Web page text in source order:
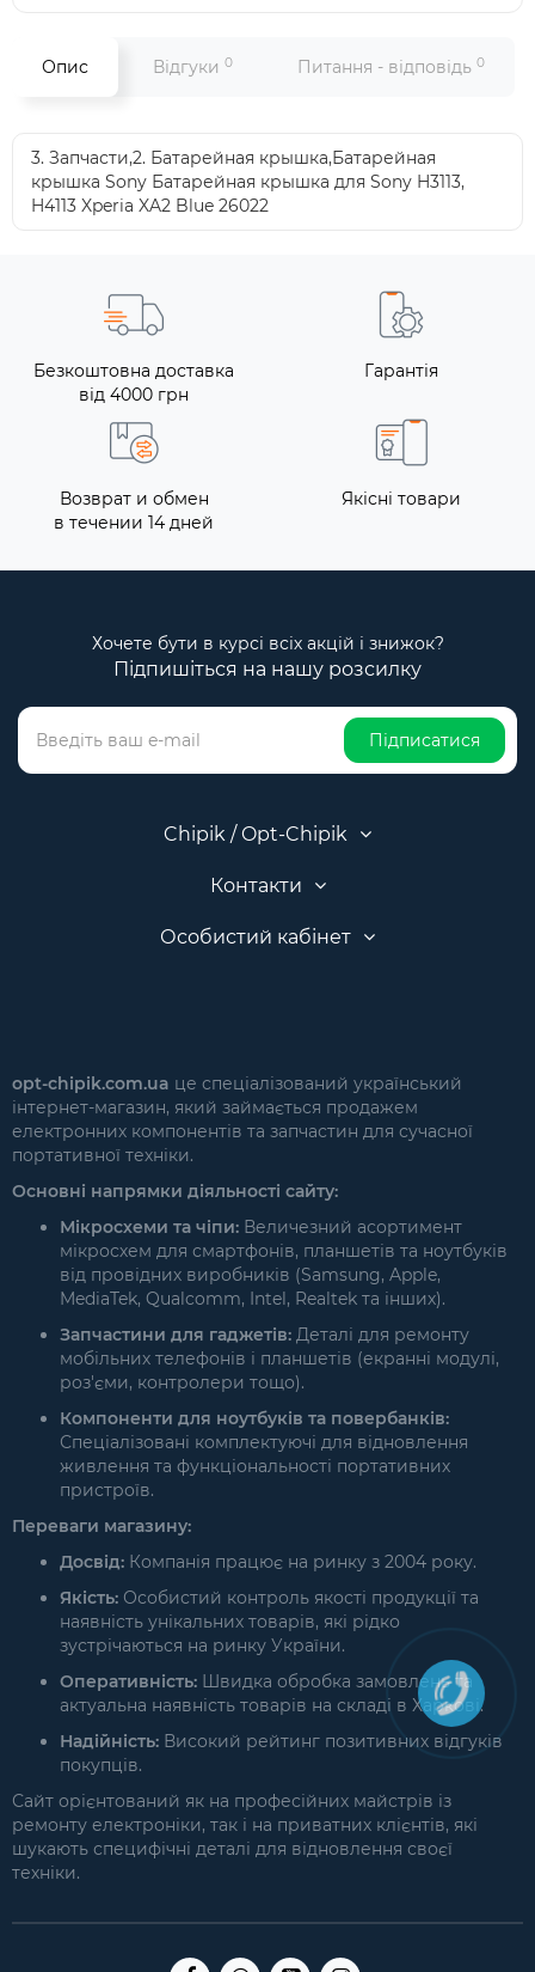
Опис Відгуки 0 Питання - відповідь 0
3. Запчасти,2. Батарейная крышка,Батарейная
крышка Sony Батарейная крышка для Sony H3113,
H4113 Xperia XA2 Blue 26022
Безкоштовна доставка
від 4000 грн
Гарантія
Возврат и обмен
в течении 14 дней
Якісні товари
Хочете бути в курсі всіх акцій і знижок?
Підпишіться на нашу розсилку
Підписатися
Chipik / Opt-Chipik
Контакти
Особистий кабінет
opt-chipik.com.ua це спеціалізований український
інтернет-магазин, який займається продажем
електронних компонентів та запчастин для сучасної
портативної техніки.
Основні напрямки діяльності сайту:
Мікросхеми та чіпи: Величезний асортимент
мікросхем для смартфонів, планшетів та ноутбуків
від провідних виробників (Samsung, Apple,
MediaTek, Qualcomm, Intel, Realtek та інших).
Запчастини для гаджетів: Деталі для ремонту
мобільних телефонів і планшетів (екранні модулі,
роз'єми, контролери тощо).
Компоненти для ноутбуків та повербанків:
Спеціалізовані комплектуючі для відновлення
живлення та функціональності портативних
пристроїв.
Переваги магазину:
Досвід: Компанія працює на ринку з 2004 року.
Якість: Особистий контроль якості продукції та
наявність унікальних товарів, які рідко
зустрічаються на ринку України.
Оперативність: Швидка обробка замовлень та
актуальна наявність товарів на складі в Харкові.
Надійність: Високий рейтинг позитивних відгуків
покупців.
Сайт орієнтований як на професійних майстрів із
ремонту електроніки, так і на приватних клієнтів, які
шукають специфічні деталі для відновлення своєї
техніки.